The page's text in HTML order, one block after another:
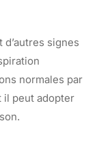
signes
normales par
il peut adopter